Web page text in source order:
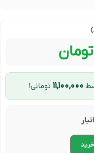
تومان
۱۱,۱۰۰,۰۰۰ تومانی!